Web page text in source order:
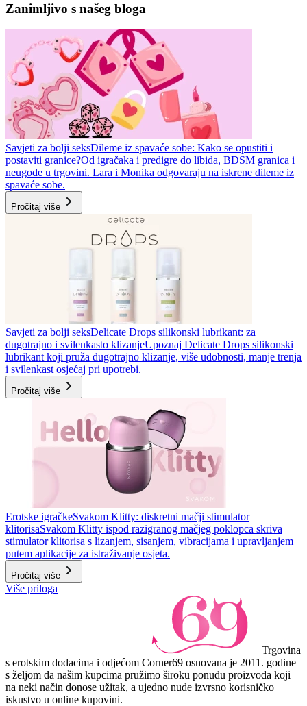
Zanimljivo s našeg bloga
Savjeti za bolji seksDileme iz spavaće sobe: Kako se opustiti i
postaviti granice?Od igračaka i predigre do libida, BDSM granica i
neugode u trgovini. Lara i Monika odgovaraju na iskrene dileme iz
spavaće sobe.
Pročitaj više
Savjeti za bolji seksDelicate Drops silikonski lubrikant: za
dugotrajno i svilenkasto klizanjeUpoznaj Delicate Drops silikonski
lubrikant koji pruža dugotrajno klizanje, više udobnosti, manje trenja
i svilenkast osjećaj pri upotrebi.
Pročitaj više
Erotske igračkeSvakom Klitty: diskretni mačji stimulator
klitorisaSvakom Klitty ispod razigranog mačjeg poklopca skriva
stimulator klitorisa s lizanjem, sisanjem, vibracijama i upravljanjem
putem aplikacije za istraživanje osjeta.
Pročitaj više
Više priloga
Trgovina
s erotskim dodacima i odjećom Corner69 osnovana je 2011. godine
s željom da našim kupcima pružimo široku ponudu proizvoda koji
na neki način donose užitak, a ujedno nude izvrsno korisničko
iskustvo u online kupovini.